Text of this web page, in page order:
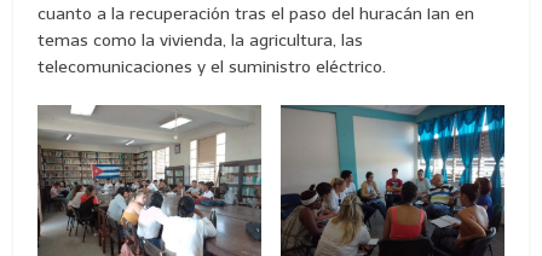
cuanto a la recuperación tras el paso del huracán Ian en
temas como la vivienda, la agricultura, las
telecomunicaciones y el suministro eléctrico.